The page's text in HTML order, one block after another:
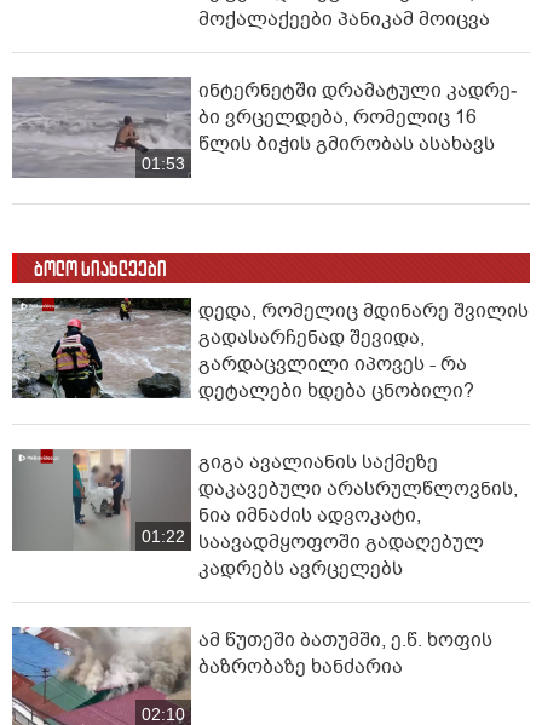
მოქალაქეები პანიკამ მოიცვა
01:53
ინ­ტერ­ნეტ­ში დრა­მა­ტუ­ლი კად­რე­
ბი ვრცელდება, რომელიც 16
წლის ბიჭის გმირობას ასახავს
ბოლო სიახლეები
დედა, რომელიც მდინარე შვილის
გადასარჩენად შევიდა,
გარდაცვლილი იპოვეს - რა
დეტალები ხდება ცნობილი?
01:22
გიგა ავალიანის საქმეზე
დაკავებული არასრულწლოვნის,
ნია იმნაძის ადვოკატი,
საავადმყოფოში გადაღებულ
კადრებს ავრცელებს
02:10
ამ წუთეში ბათუმში, ე.წ. ხოფის
ბაზრობაზე ხანძარია